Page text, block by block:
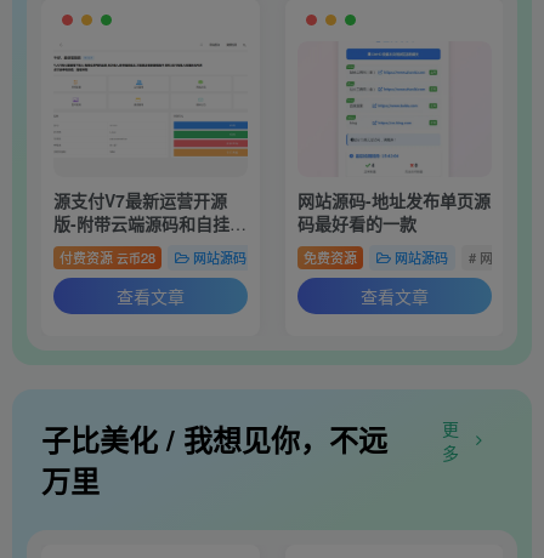
源支付V7最新运营开源
版-附带云端源码和自挂软
件和支付宝无敌ck申请
[实测可用]
付费资源 云币28 网站源码 # 源支付 # 支付源码
查看文章
网站源码-地址发布单页源
码最好看的一款
免费资源 网站源码 # 网站
查看文章
子比美化 / 我想见你，不远
万里
更
多